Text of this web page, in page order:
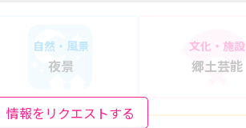
情報をリクエストする
自然・風景
夜景
文化・施設
郷土芸能